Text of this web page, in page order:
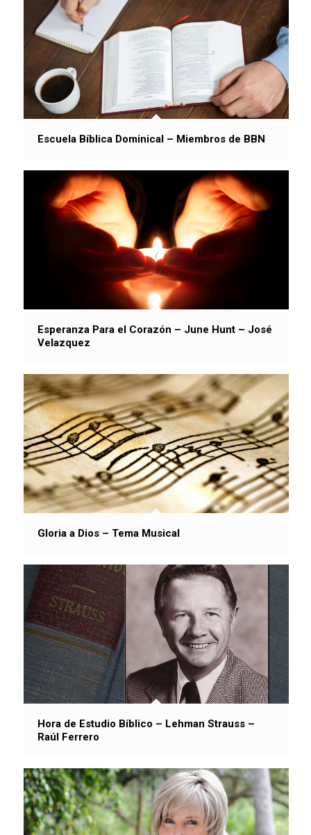
Escuela Bíblica Dominical – Miembros de BBN
Esperanza Para el Corazón – June Hunt – José
Velazquez
Gloria a Dios – Tema Musical
Hora de Estudio Bíblico – Lehman Strauss –
Raúl Ferrero